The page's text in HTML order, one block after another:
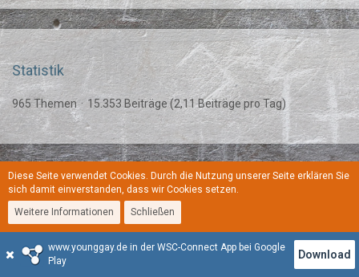
Statistik
965 Themen 15.353 Beiträge (2,11 Beiträge pro Tag)
Regeln Datenschutzerklärung Kontakt
Stil:YoungGay
Community-Software:WoltLab Suite™
www.younggay.de in der WSC-Connect App bei Google
Play
Download
Diese Seite verwendet Cookies. Durch die Nutzung unserer Seite erklären Sie
sich damit einverstanden, dass wir Cookies setzen.
Weitere Informationen
Schließen